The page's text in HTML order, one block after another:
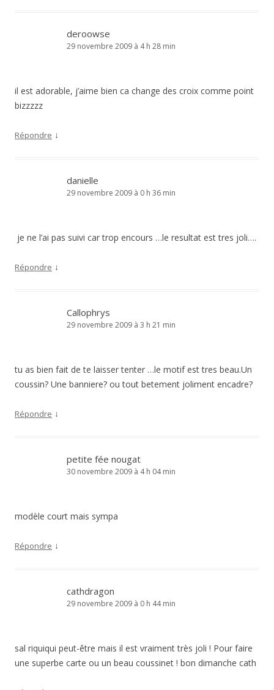
deroowse
29 novembre 2009 à 4 h 28 min
il est adorable, j’aime bien ca change des croix comme point
bizzzzz
Répondre ↓
danielle
29 novembre 2009 à 0 h 36 min
je ne l’ai pas suivi car trop encours …le resultat est tres joli….
Répondre ↓
Callophrys
29 novembre 2009 à 3 h 21 min
tu as bien fait de te laisser tenter …le motif est tres beau.Un
coussin? Une banniere? ou tout betement joliment encadre?
Répondre ↓
petite fée nougat
30 novembre 2009 à 4 h 04 min
modèle court mais sympa
Répondre ↓
cathdragon
29 novembre 2009 à 0 h 44 min
sal riquiqui peut-être mais il est vraiment très joli ! Pour faire
une superbe carte ou un beau coussinet ! bon dimanche cath